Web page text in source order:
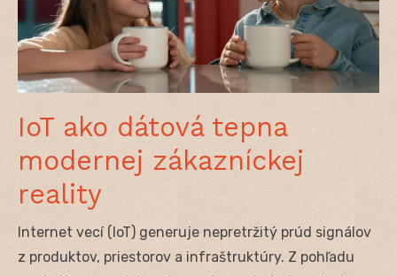
IoT ako dátová tepna
modernej zákazníckej
reality
Internet vecí (IoT) generuje nepretržitý prúd signálov
z produktov, priestorov a infraštruktúry. Z pohľadu